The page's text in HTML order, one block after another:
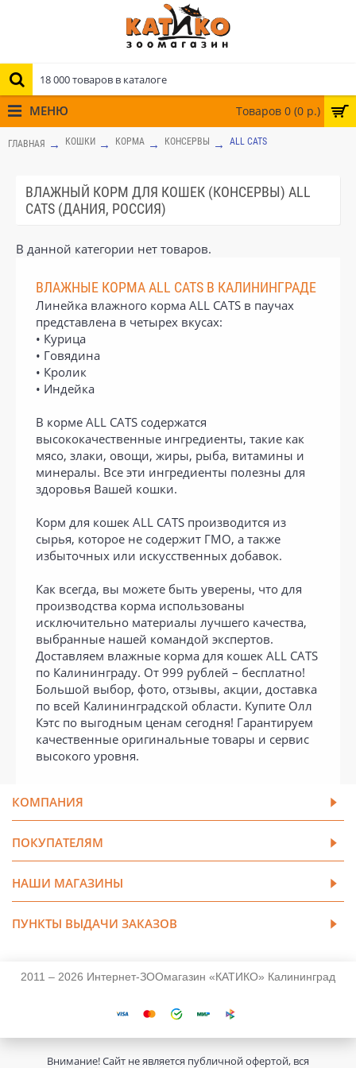
Товаров 0 (0 р.)
МЕНЮ
ГЛАВНАЯ КОШКИ КОРМА КОНСЕРВЫ ALL CATS
ВЛАЖНЫЙ КОРМ ДЛЯ КОШЕК (КОНСЕРВЫ) ALL
CATS (ДАНИЯ, РОССИЯ)
В данной категории нет товаров.
ВЛАЖНЫЕ КОРМА ALL CATS В КАЛИНИНГРАДЕ
Линейка влажного корма ALL CATS в паучах
представлена в четырех вкусах:
• Курица
• Говядина
• Кролик
• Индейка
В корме ALL CATS содержатся
высококачественные ингредиенты, такие как
мясо, злаки, овощи, жиры, рыба, витамины и
минералы. Все эти ингредиенты полезны для
здоровья Вашей кошки.
Корм для кошек ALL CATS производится из
сырья, которое не содержит ГМО, а также
избыточных или искусственных добавок.
Как всегда, вы можете быть уверены, что для
производства корма использованы
исключительно материалы лучшего качества,
выбранные нашей командой экспертов.
Доставляем влажные корма для кошек ALL CATS
по Калининграду. От 999 рублей – бесплатно!
Большой выбор, фото, отзывы, акции, доставка
по всей Калининградской области. Купите Олл
Кэтс по выгодным ценам сегодня! Гарантируем
качественные оригинальные товары и сервис
высокого уровня.
КОМПАНИЯ
ПОКУПАТЕЛЯМ
НАШИ МАГАЗИНЫ
ПУНКТЫ ВЫДАЧИ ЗАКАЗОВ
2011 – 2026 Интернет-ЗООмагазин «КАТИКО» Калининград
Внимание! Сайт не является публичной офертой, вся